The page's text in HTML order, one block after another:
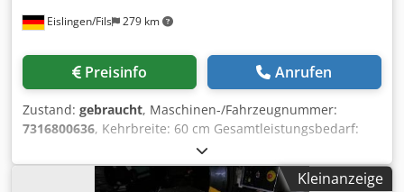
Eislingen/Fils 279 km
Preisinfo Anrufen
Zustand: gebraucht, Maschinen-/Fahrzeugnummer:
7316800636, Kehrbreite: 60 cm Gesamtleistungsbedarf:
1,15 kW Dedpecxxuyofx Anujck Maschinengewicht ca.: 0,33
t Raumbedarf ca.: 0,60 x 1,40 x 1,0 m
Kleinanzeige